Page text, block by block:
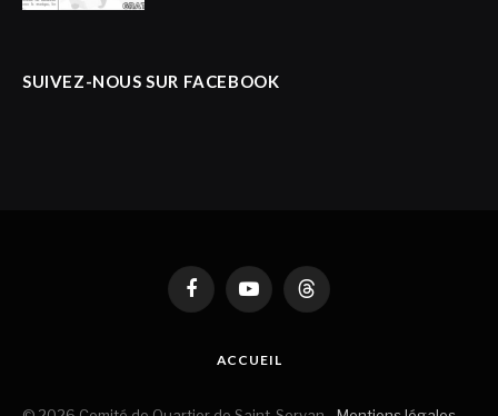
SUIVEZ-NOUS SUR FACEBOOK
FacebookYouTubeThreads
ACCUEIL